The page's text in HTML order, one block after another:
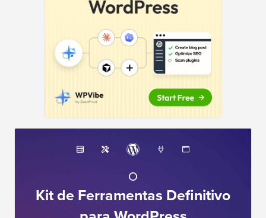
O
Kit de Ferramentas Definitivo